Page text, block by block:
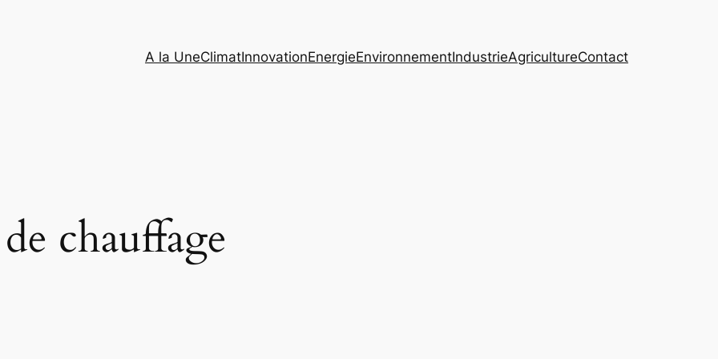
A la UneClimatInnovationEnergieEnvironnementIndustrieAgricultureContact
chauffage